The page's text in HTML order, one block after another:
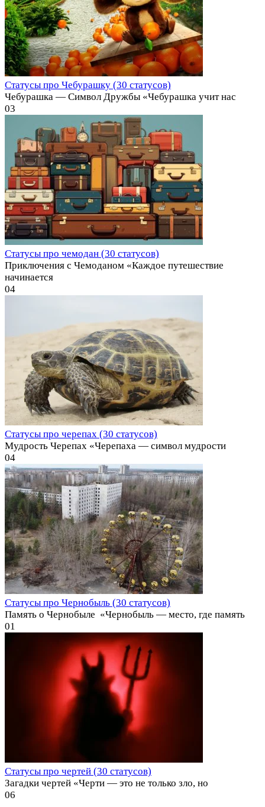
Статусы про Чебурашку (30 статусов)
Чебурашка — Символ Дружбы «Чебурашка учит нас
03
Статусы про чемодан (30 статусов)
Приключения с Чемоданом «Каждое путешествие
начинается
04
Статусы про черепах (30 статусов)
Мудрость Черепах «Черепаха — символ мудрости
04
Статусы про Чернобыль (30 статусов)
Память о Чернобыле ️ «Чернобыль — место, где память
01
Статусы про чертей (30 статусов)
Загадки чертей «Черти — это не только зло, но
06